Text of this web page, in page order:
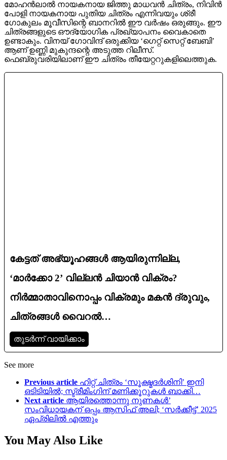
മോഹൻലാൽ നായകനായ ജിത്തു മാധവൻ ചിത്രം, നിവിൻ
പോളി നായകനായ പുതിയ ചിത്രം എന്നിവയും ശ്രീ
ഗോകുലം മൂവീസിന്റെ ബാനറിൽ ഈ വർഷം ഒരുങ്ങും. ഈ
ചിത്രങ്ങളുടെ ഔദ്യോഗിക പ്രഖ്യാപനം വൈകാതെ
ഉണ്ടാകും. വിനയ് ഗോവിന്ദ് ഒരുക്കിയ ‘ഗെറ്റ് സെറ്റ് ബേബി’
ആണ് ഉണ്ണി മുകുന്ദന്റെ അടുത്ത റിലീസ്.
ഫെബ്രുവരിയിലാണ് ഈ ചിത്രം തീയേറ്ററുകളിലെത്തുക.
കേട്ടത് അഭ്യൂഹങ്ങൾ ആയിരുന്നില്ല,
‘മാർക്കോ 2’ വില്ലൻ ചിയാൻ വിക്രം?
നിർമ്മാതാവിനൊപ്പം വിക്രമും മകൻ ദ്രുവും,
ചിത്രങ്ങൾ വൈറൽ…
തുടര്‍ന്ന് വായിക്കാം
See more
Previous article ഹിറ്റ് ചിത്രം ‘സൂക്ഷ്മദർശിനി’ ഇനി
ഒടിടിയിൽ; സ്ട്രീമിംഗിന് മണിക്കൂറുകൾ ബാക്കി…
Next article ആയിരത്തൊന്നു നുണകൾ’
സംവിധായകന് ഒപ്പം ആസിഫ് അലി; ‘സർക്കീട്ട്’ 2025
ഏപ്രിലിൽ എത്തും
You May Also Like